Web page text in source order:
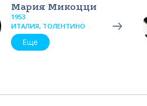
Мария Микоцци
1953
ИТАЛИЯ, ТОЛЕНТИНО
Еще